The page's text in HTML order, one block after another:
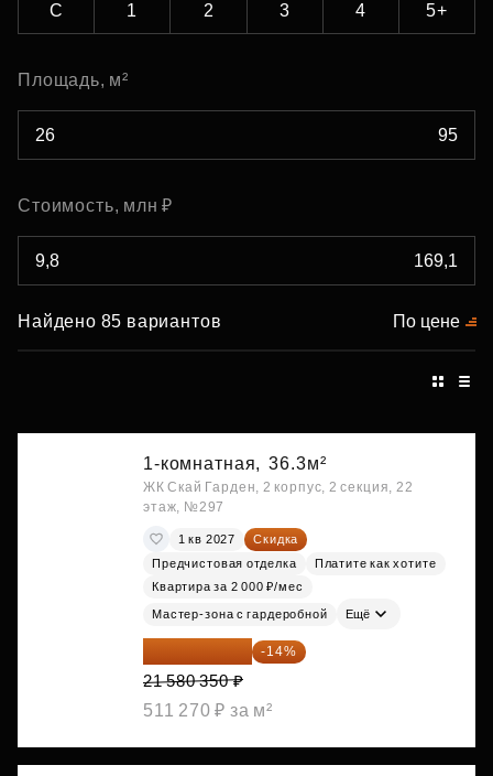
С 1 2 3 4 5+
Площадь, м²
Стоимость, млн ₽
Найдено 85 вариантов По цене
1-комнатная, 36.3м²
ЖК Скай Гарден, 2 корпус, 2 секция, 22
этаж, №297
1 кв 2027
Скидка
Предчистовая отделка
Платите как хотите
Квартира за 2 000 ₽/мес
Мастер-зона с гардеробной Ещё
18 559 101 ₽ -14%
21 580 350 ₽
511 270 ₽ за м²